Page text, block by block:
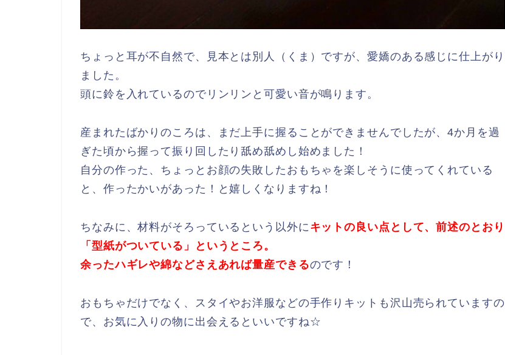
ちょっと耳が不自然で、見本とは別人（くま）ですが、愛嬌のある感じに仕上がり
ました。
頭に鈴を入れているのでリンリンと可愛い音が鳴ります。
産まれたばかりのころは、まだ上手に握ることができませんでしたが、4か月を過
ぎた頃から握って振り回したり舐め舐めし始めました！
自分の作った、ちょっとお顔の失敗したおもちゃを楽しそうに使ってくれている
と、作ったかいがあった！と嬉しくなりますね！
ちなみに、材料がそろっているという以外にキットの良い点として、前述のとおり
「型紙がついている」というところ。
余ったハギレや綿などさえあれば量産できるのです！
おもちゃだけでなく、スタイやお洋服などの手作りキットも沢山売られていますの
で、お気に入りの物に出会えるといいですね☆